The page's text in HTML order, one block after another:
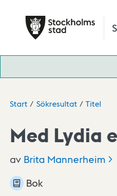
Start Sökresultat Titel
Med Lydia
av Brita Mannerheim
Bok